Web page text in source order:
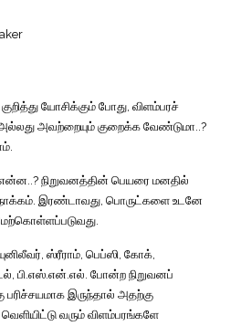
குறித்து யோசிக்கும் போது விளம்பரச்
அவற்றையும் குறைக்க வேண்டுமா ..?
..? நிறுவனத்தின் பெயரை மனதில்
இரண்டாவது பொருட்களை உடனே
ஸ்ரீராம் பெப்ஸி கோக்
பி எஸ் என் எல் போன்ற நிறுவனப்
பரிச்சயமாக இருந்தால் அதற்கு
வெளியிட்டு வரும் விளம்பரங்களே